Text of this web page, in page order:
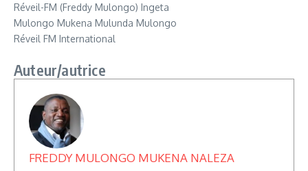
Réveil-FM (Freddy Mulongo) Ingeta
Mulongo Mukena Mulunda Mulongo
Réveil FM International
Auteur/autrice
FREDDY MULONGO MUKENA NALEZA